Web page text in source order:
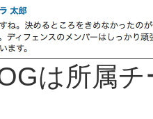
は所属